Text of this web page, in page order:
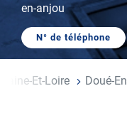
en-anjou
N° de téléphone
AFFICHER
TÉLÉPHONE
Et-Loire Doué-